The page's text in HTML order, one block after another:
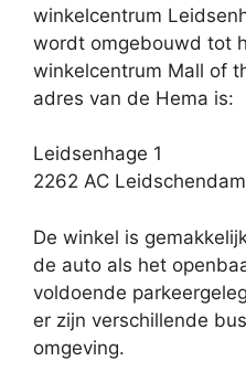
winkelcentrum
wordt omgebouwd tot
winkelcentrum Mall of
adres van de Hema is:
Leidsenhage 1
2262 AC Leidschendam
De winkel is
de auto als het
voldoende
er zijn verschillende
omgeving.